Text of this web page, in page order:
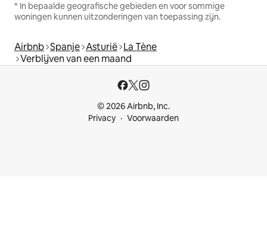
* In bepaalde geografische gebieden en voor sommige
woningen kunnen uitzonderingen van toepassing zijn.
Airbnb Spanje Asturië La Tène
Verblijven van een maand
© 2026 Airbnb, Inc.
Privacy
Voorwaarden